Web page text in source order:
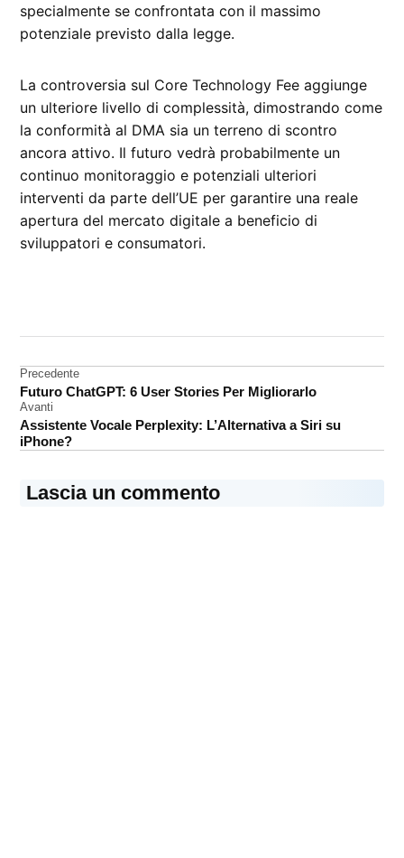
specialmente se confrontata con il massimo
potenziale previsto dalla legge.
La controversia sul Core Technology Fee aggiunge
un ulteriore livello di complessità, dimostrando come
la conformità al DMA sia un terreno di scontro
ancora attivo. Il futuro vedrà probabilmente un
continuo monitoraggio e potenziali ulteriori
interventi da parte dell’UE per garantire una reale
apertura del mercato digitale a beneficio di
sviluppatori e consumatori.
Navigazione
articoli
Precedente
Futuro ChatGPT: 6 User Stories Per Migliorarlo
Avanti
Assistente Vocale Perplexity: L’Alternativa a Siri su
iPhone?
Lascia un commento